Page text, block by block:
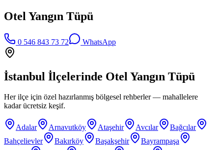
Otel Yangın Tüpü
0 546 843 73 72 WhatsApp
İstanbul İlçelerinde Otel Yangın Tüpü
Her ilçe için özel hazırlanmış bölgesel rehberler — mahallelere
kadar ücretsiz keşif.
Adalar Arnavutköy Ataşehir Avcılar
Bağcılar
Bahçelievler
Bakırköy Başakşehir
Bayrampaşa